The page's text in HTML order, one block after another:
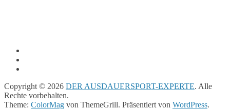
Copyright © 2026 DER AUSDAUERSPORT-EXPERTE. Alle
Rechte vorbehalten.
Theme: ColorMag von ThemeGrill. Präsentiert von WordPress.